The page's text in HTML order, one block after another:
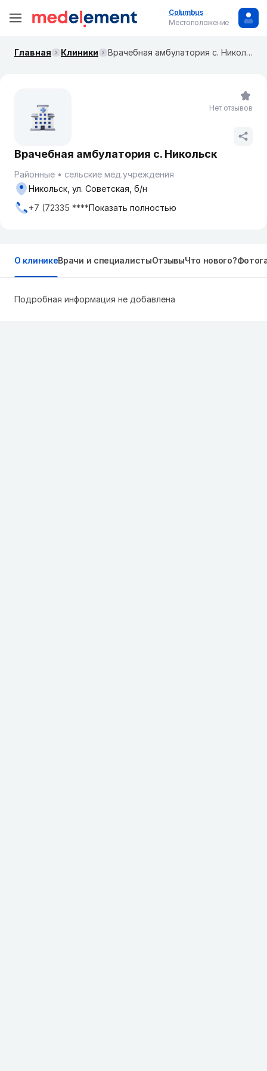
Columbus
Местоположение
Главная Клиники Врачебная амбулатория с. Никольск
Врачебная амбулатория с. Никольск
Районные
сельские мед.учреждения
Никольск, ул. Советская, б/н
+7 (72335 ****Показать полностью
Нет отзывов
О клиникеВрачи и специалистыОтзывыЧто нового?
Подробная информация не добавлена